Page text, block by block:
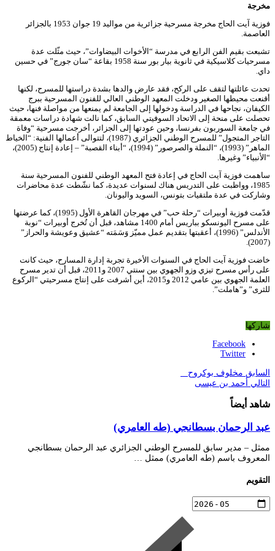
مخرجة
فوزية آيت الحاج مخرجة مسرحية جزائرية من مواليد 19 جوان 1953 بالجزائر
العاصمة.
تشبعت بقيم الفن الرابع في مدرسة “الأخوات البيضاوات”، حيث مثّلت عدة
مسرحيات كلاسيكية في ثانوية بيار بور سنة 1958 بقاعة “سان جورج” في حسين
داي.
تحدت عائلتها لتقف على الركح، فقد عارض والدها بشدة دراستها للمسرح، لكنها
أقنعت محيطها الصغير ودخلت المعهد الوطني العالي للفنون المسرحية ببرج
الكيفان، نجاحها في الدراسة ودخولها إلى الجامعة لم يمنعها من مواصلة فنها، حيث
تحصلت على منحة إلى الاتحاد السوفيتي السابق، كما نالت شهادة دراسات معمقة
في جامعة السوربون بفرنسا، وحين عودتها إلى الجزائر، أخرجت مسرحية “وفاة
التاجر المتجول” للمسرح الوطني الجزائري (1987)، لتتوالى أعمالها الفنية: “الخياط
الماهر” (1993)، “النملة والصرصور” (1994)، “أبناء القصبة” – إعادة إنتاج (2005)،
“الأنبياء” وغيرها.
ساهمت فوزية آيت الحاج في إعادة فتح المعهد الوطني للفنون المسرحية سنة
1985، وواظبت على التدريس هناك لسنوات عديدة، كما نشّطت عدة محاضرات
وشاركت في عدة ملتقيات بتونس، السويد واليونان.
قدّمت فوزية أوبيرات “رحلة حب” في مهرجان القاهرة الأول (1995)، كما عرضتها
على مسرح اليونسكو بباريس أمام 1400 مشاهد، قبل أن تُخرج أوبيرات “نوبة
الأندلس” (1996)، أعقبتها بتقديم عمل مميّز وَسَمَته “عشيق وعويشة والحراز”
(2007).
خاضت فوزية آيت الحاج في السنوات الأخيرة تجربة إدارة المسارح، حيث كانت
على رأس مسرح تيزي وزو الجهوي بين سنتي 2007 و2011، قبل أن تدير مسرح
العلمة الجهوي بين عامي 2012 و2015، أين أشرفت على إنتاج مسرحيتي “الركوع
للثرى” و”هاملت”.
شاركها
Facebook
Twitter
السابق مخلوف بوكروح
التالي أحمد بن عيسى
شاهد أيضاً
عبد الرحمان بسطانجي (طه العامري)
ممثل – مدير سابق للمسرح الوطني الجزائري عبد الرحمان بسطانجي
المعروف باسم (طه العامري) ممثل …
التقويم